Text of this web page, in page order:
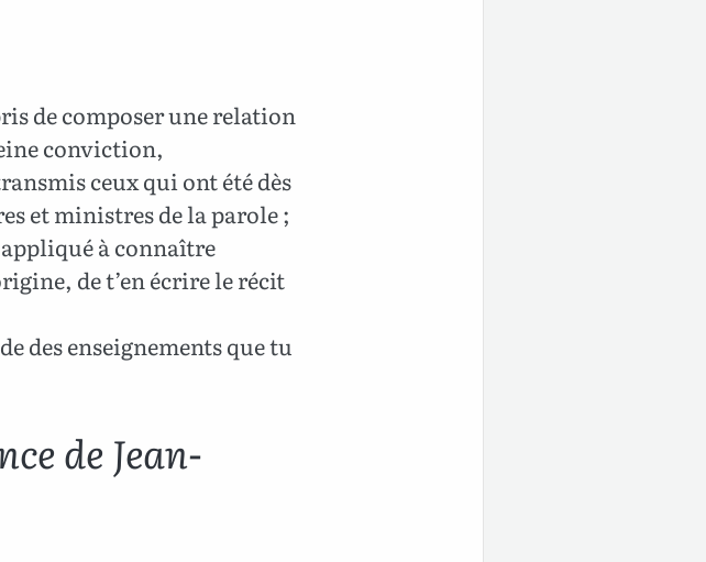
de composer une relation
conviction,
ceux qui ont été dès
et ministres de la parole ;
à connaître
de t’en écrire le récit
des enseignements que tu
de Jean-